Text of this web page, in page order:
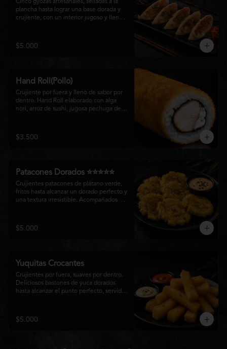
Cinco gyozas artesanales, selladas a la
plancha hasta lograr una base dorada y
crujiente, con un interior jugoso y lleno
perfecto entre tradición japonesa y la
esencia de la cocina nikkei, ideales para
$5.000
Hand Roll(Pollo)
Crujiente por fuera y lleno de sabor por
dentro. Hand Roll elaborado con alga
nori, arroz de sushi, jugosa pechuga de
combinación perfecta de textura y
cremosidad que convierte este clásico en
$3.500
Patacones Dorados ⭐⭐⭐⭐⭐
Crujientes patacones de plátano verde,
fritos hasta alcanzar un dorado perfecto y
una textura irresistible. Acompañados de
disfrutar como entrada con el auténtico
sabor de la cocina nikkei.
$5.000
Yuquitas Crocantes
Crujientes por fuera, suaves por dentro.
Deliciosos bastones de yuca dorados
hasta alcanzar el punto perfecto, servidos
compartir o complementar cualquier
experiencia Matsumoto Nikkei.
$5.000